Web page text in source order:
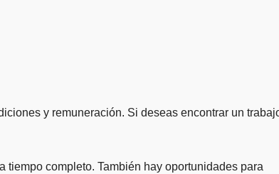
y remuneración. Si deseas encontrar un
completo. También hay oportunidades para